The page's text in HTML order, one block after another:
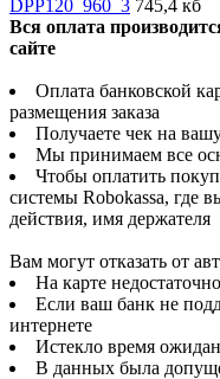
DPP120_960_3 745,4 кб
Вся оплата
сайте
Оплата банковской
размещения заказа
Получаете чек на
Мы принимаем все
Чтобы оплатить
системы Robokassa, где
действия, имя держателя
Вам могут отказать от
На карте
Если ваш банк не
интернете
Истекло время
В данных была